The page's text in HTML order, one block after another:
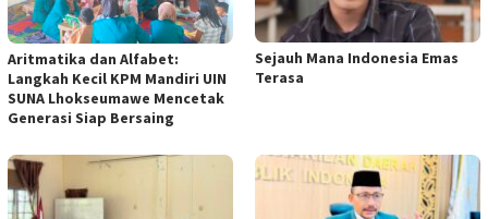
Aritmatika dan Alfabet:
Langkah Kecil KPM Mandiri UIN
SUNA Lhokseumawe Mencetak
Generasi Siap Bersaing
Sejauh Mana Indonesia Emas
Terasa